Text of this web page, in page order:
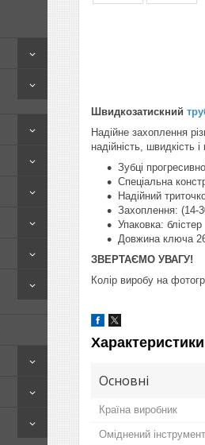
Швидкозатискний
Надійне захоплення
надійність, швидкість
Зубці
Спеціальна
Надійний
Захоплення: (14-
Упаковка: блістер
Довжина ключа
ЗВЕРТАЄМО УВАГУ!
Колір виробу на
Характеристики
Основні
Країна виробник
Оміднений інструмент